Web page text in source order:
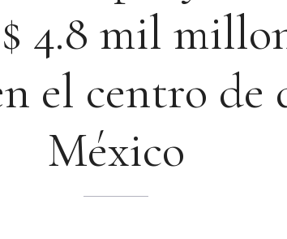
4.8 mil
el centro de
México